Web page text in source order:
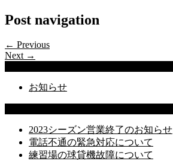
Post navigation
← Previous
Next →
お知らせ
2023シーズン営業終了のお知らせ
電話不通の緊急対応について
練習場の球貸機故障について